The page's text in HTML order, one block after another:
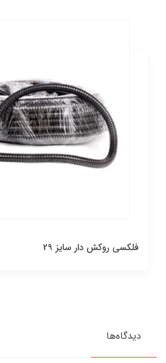
فلکسی روکش دار سایز 29
دیدگاه‌ها